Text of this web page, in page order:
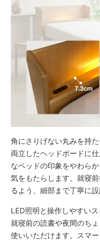
角にさりげない丸みを持
両立したヘッドボードに
なベッドの印象をやわら
気をもたらします。就寝
るよう、細部まで丁寧に設
LED照明と操作しやすい
就寝前の読書や夜間のち
使いいただけます。スマ